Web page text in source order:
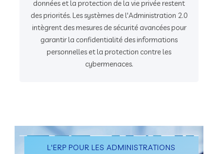
données et la protection de la vie privée restent
des priorités. Les systèmes de l'Administration 2.0
intègrent des mesures de sécurité avancées pour
garantir la confidentialité des informations
personnelles et la protection contre les
cybermenaces.
L'ERP POUR LES ADMINISTRATIONS